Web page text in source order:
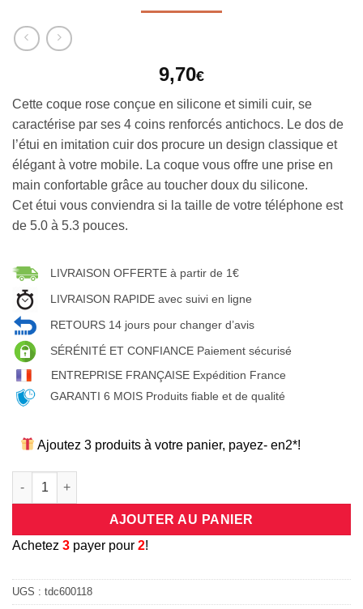
9,70€
Cette coque rose conçue en silicone et simili cuir, se
caractérise par ses 4 coins renforcés antichocs. Le dos de
l’étui en imitation cuir dos procure un design classique et
élégant à votre mobile. La coque vous offre une prise en
main confortable grâce au toucher doux du silicone.
Cet étui vous conviendra si la taille de votre téléphone est
de 5.0 à 5.3 pouces.
LIVRAISON OFFERTE à partir de 1€
LIVRAISON RAPIDE avec suivi en ligne
RETOURS 14 jours pour changer d’avis
SÉRÉNITÉ ET CONFIANCE Paiement sécurisé
ENTREPRISE FRANÇAISE Expédition France
GARANTI 6 MOIS Produits fiable et de qualité
Ajoutez 3 produits à votre panier, payez- en2*!
quantité de Coque universelle antichocs silicone/cuir rose
AJOUTER AU PANIER
Achetez 3 payer pour 2!
UGS : tdc600118